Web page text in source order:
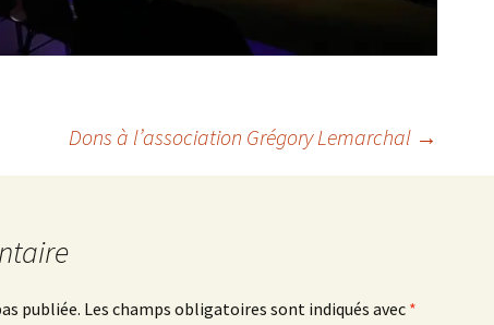
Dons à l’association Grégory Lemarchal →
publiée. Les champs obligatoires sont indiqués avec *